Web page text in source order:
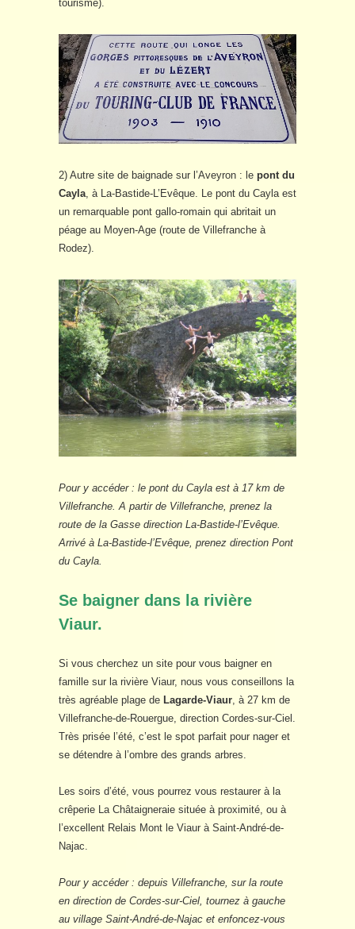
tourisme).
2) Autre site de baignade sur l’Aveyron : le pont du
Cayla, à La-Bastide-L’Evêque. Le pont du Cayla est
un remarquable pont gallo-romain qui abritait un
péage au Moyen-Age (route de Villefranche à
Rodez).
Pour y accéder : le pont du Cayla est à 17 km de
Villefranche. A partir de Villefranche, prenez la
route de la Gasse direction La-Bastide-l’Evêque.
Arrivé à La-Bastide-l’Evêque, prenez direction Pont
du Cayla.
Se baigner dans la rivière
Viaur.
Si vous cherchez un site pour vous baigner en
famille sur la rivière Viaur, nous vous conseillons la
très agréable plage de Lagarde-Viaur, à 27 km de
Villefranche-de-Rouergue, direction Cordes-sur-Ciel.
Très prisée l’été, c’est le spot parfait pour nager et
se détendre à l’ombre des grands arbres.
Les soirs d’été, vous pourrez vous restaurer à la
crêperie La Châtaigneraie située à proximité, ou à
l’excellent Relais Mont le Viaur à Saint-André-de-
Najac.
Pour y accéder : depuis Villefranche, sur la route
en direction de Cordes-sur-Ciel, tournez à gauche
au village Saint-André-de-Najac et enfoncez-vous